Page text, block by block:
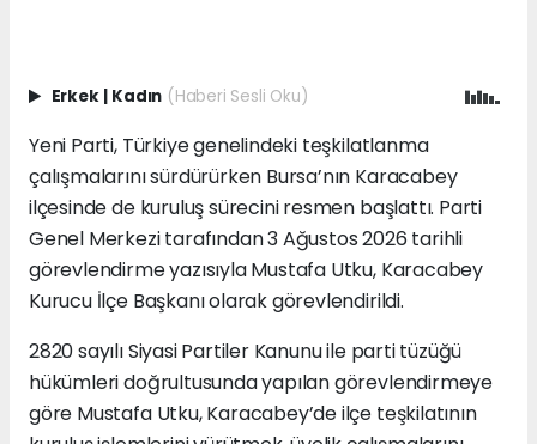
Erkek | Kadın (Haberi Sesli Oku)
Yeni Parti, Türkiye genelindeki teşkilatlanma
çalışmalarını sürdürürken Bursa’nın Karacabey
ilçesinde de kuruluş sürecini resmen başlattı. Parti
Genel Merkezi tarafından 3 Ağustos 2026 tarihli
görevlendirme yazısıyla Mustafa Utku, Karacabey
Kurucu İlçe Başkanı olarak görevlendirildi.
2820 sayılı Siyasi Partiler Kanunu ile parti tüzüğü
hükümleri doğrultusunda yapılan görevlendirmeye
göre Mustafa Utku, Karacabey’de ilçe teşkilatının